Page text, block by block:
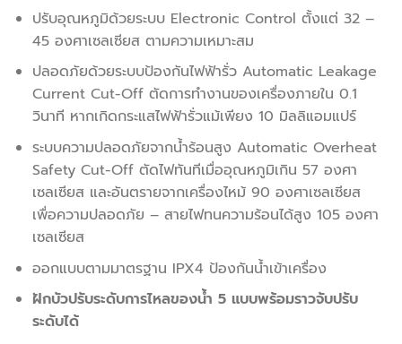
ปรับอุณหภูมิด้วยระบบ Electronic Control ตั้งแต่ 32 –
45 องศาเซลเซียส ตามความเหมาะสม
ปลอดภัยด้วยระบบป้องกันไฟฟ้ารั่ว Automatic Leakage
Current Cut-Off ตัดการทำงานของเครื่องภายใน 0.1
วินาที หากเกิดกระแสไฟฟ้ารั่วแม้เพียง 10 มิลลิแอมแปร์
ระบบความปลอดภัยจากน้ำร้อนสูง Automatic Overheat
Safety Cut-Off ตัดไฟทันทีเมื่ออุณหภูมิเกิน 57 องศา
เซลเซียส และอันตรายจากเครื่องไหม้ 90 องศาเซลเซียส
เพื่อความปลอดภัย – สายไฟทนความร้อนได้สูง 105 องศา
เซลเซียส
ออกแบบตามมาตรฐาน IPX4 ป้องกันน้ำเข้าเครื่อง
ฝักบัวปรับระดับการไหลของน้ำ 5 แบบพร้อมราวจับปรับ
ระดับได้